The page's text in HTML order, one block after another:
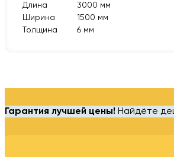
Длина
3000 мм
Ширина
1500 мм
Толщина
6 мм
Гарантия лучшей цены! Найдёте